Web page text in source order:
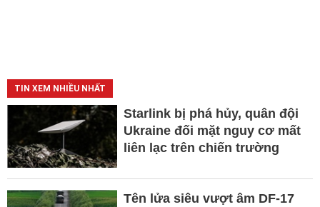
TIN XEM NHIỀU NHẤT
Starlink bị phá hủy, quân đội
Ukraine đối mặt nguy cơ mất
liên lạc trên chiến trường
Tên lửa siêu vượt âm DF-17